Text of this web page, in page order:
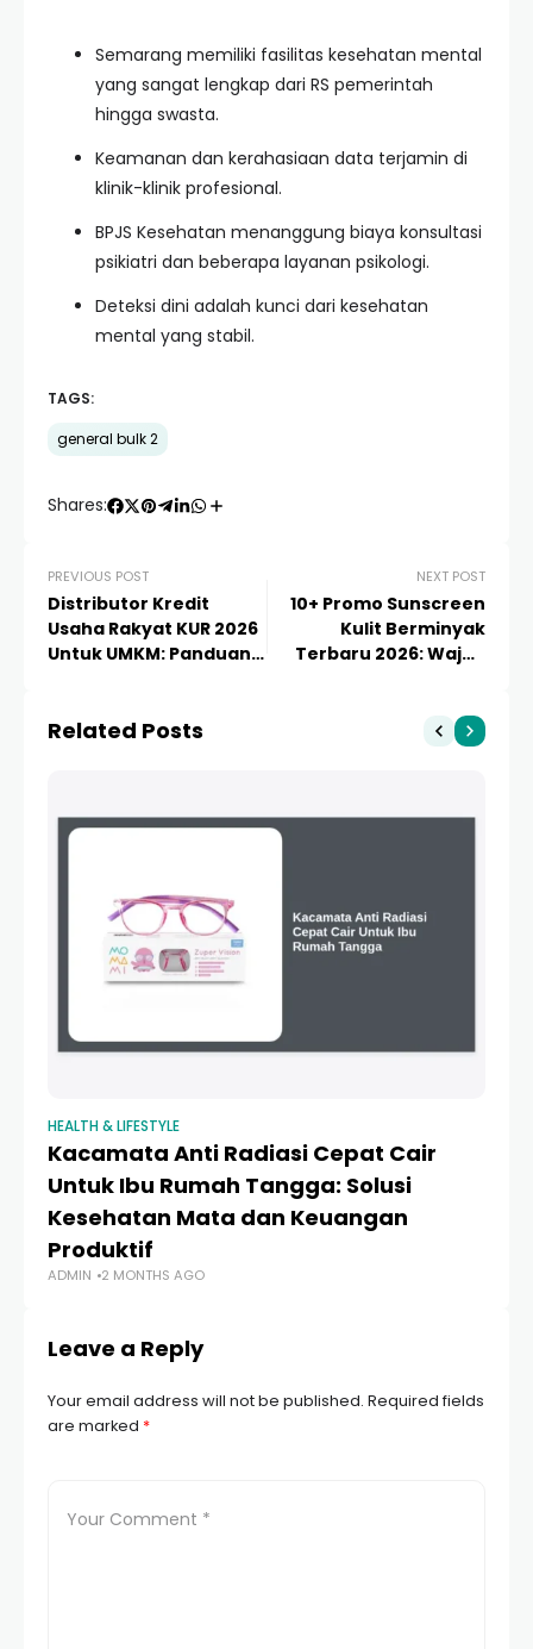
Semarang memiliki fasilitas kesehatan mental
yang sangat lengkap dari RS pemerintah
hingga swasta.
Keamanan dan kerahasiaan data terjamin di
klinik-klinik profesional.
BPJS Kesehatan menanggung biaya konsultasi
psikiatri dan beberapa layanan psikologi.
Deteksi dini adalah kunci dari kesehatan
mental yang stabil.
TAGS:
general bulk 2
Shares:
PREVIOUS POST
Distributor Kredit
Usaha Rakyat KUR 2026
Untuk UMKM: Panduan
NEXT POST
10+ Promo Sunscreen
Kulit Berminyak
Terbaru 2026: Wajah
Related Posts
HEALTH & LIFESTYLE
Kacamata Anti Radiasi Cepat Cair
Untuk Ibu Rumah Tangga: Solusi
Kesehatan Mata dan Keuangan
Produktif
ADMIN 2 MONTHS AGO
Leave a Reply
Your email address will not be published. Required fields
are marked *